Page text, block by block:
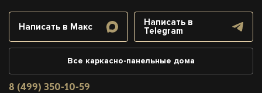
Написать в Макс
Написать в
Telegram
Все каркасно-панельные дома
8 (499) 350-10-59